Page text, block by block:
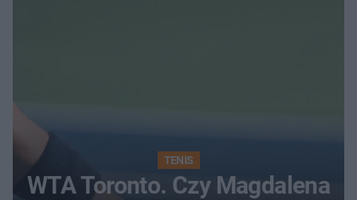
TENIS
WTA Toronto. Czy Magdalena